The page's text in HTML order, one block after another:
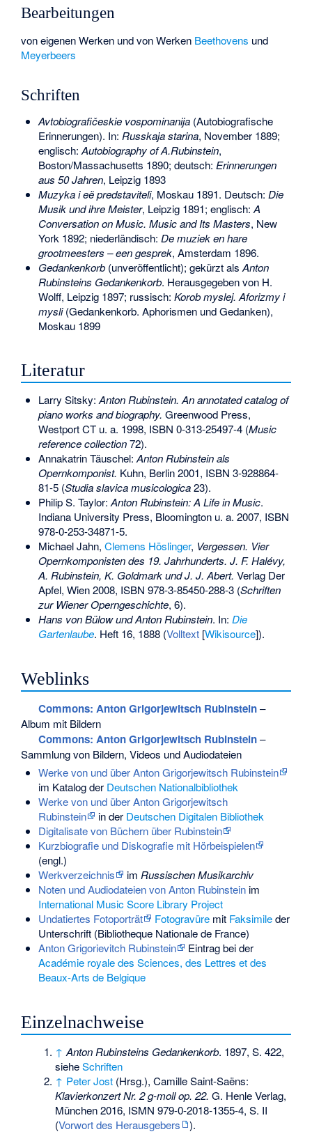
Bearbeitungen
von eigenen Werken und von Werken Beethovens und
Meyerbeers
Schriften
Avtobiografičeskie vospominanija(Autobiografische
Erinnerungen). In: Russkaja starina, November 1889;
englisch: Autobiography of A.Rubinstein,
Boston/Massachusetts 1890; deutsch: Erinnerungen
aus 50 Jahren, Leipzig 1893
Muzyka i eë predstaviteli, Moskau 1891. Deutsch: Die
Musik und ihre Meister, Leipzig 1891; englisch: A
Conversation on Music. Music and Its Masters, New
York 1892; niederländisch: De muziek en hare
grootmeesters – een gesprek, Amsterdam 1896.
Gedankenkorb(unveröffentlicht); gekürzt als Anton
Rubinsteins Gedankenkorb. Herausgegeben von H.
Wolff, Leipzig 1897; russisch: Korob myslej. Aforizmy i
mysli(Gedankenkorb. Aphorismen und Gedanken),
Moskau 1899
Literatur
Larry Sitsky:Anton Rubinstein. An annotated catalog of
piano works and biography. Greenwood Press,
Westport CT u. a. 1998, ISBN 0-313-25497-4(Music
reference collection72).
Annakatrin Täuschel:Anton Rubinstein als
Opernkomponist. Kuhn, Berlin 2001, ISBN 3-928864-
81-5(Studia slavica musicologica23).
Philip S. Taylor:Anton Rubinstein: A Life in Music.
Indiana University Press, Bloomington u. a. 2007, ISBN
978-0-253-34871-5.
Michael Jahn, Clemens Höslinger, Vergessen. Vier
Opernkomponisten des 19. Jahrhunderts. J. F. Halévy,
A. Rubinstein, K. Goldmark und J. J. Abert. Verlag Der
Apfel, Wien 2008, ISBN 978-3-85450-288-3(Schriften
zur Wiener Operngeschichte, 6).
Hans von Bülow und Anton Rubinstein. In: Die
Gartenlaube. Heft 16, 1888 (Volltext[Wikisource]).
Weblinks
Commons: Anton Grigorjewitsch Rubinstein–
Album mit Bildern
Commons: Anton Grigorjewitsch Rubinstein–
Sammlung von Bildern, Videos und Audiodateien
Werke von und über Anton Grigorjewitsch Rubinstein
im Katalog der Deutschen Nationalbibliothek
Werke von und über Anton Grigorjewitsch
Rubinstein
in der Deutschen Digitalen Bibliothek
Digitalisate von Büchern über Rubinstein
Kurzbiografie und Diskografie mit Hörbeispielen
(engl.)
Werkverzeichnis
im Russischen Musikarchiv
Noten und Audiodateien von Anton Rubinsteinim
International Music Score Library Project
Undatiertes Fotoporträt
Fotogravüremit Faksimileder
Unterschrift (Bibliotheque Nationale de France)
Anton Grigorievitch Rubinstein
Eintrag bei der
Académie royale des Sciences, des Lettres et des
Beaux-Arts de Belgique
Einzelnachweise
↑ Anton Rubinsteins Gedankenkorb. 1897, S. 422,
sieheSchriften
↑ Peter Jost (Hrsg.), Camille Saint-Saëns:
Klavierkonzert Nr. 2 g-moll op. 22. G. Henle Verlag,
München 2016, ISMN 979-0-2018-1355-4, S. II
(Vorwort des Herausgebers
).